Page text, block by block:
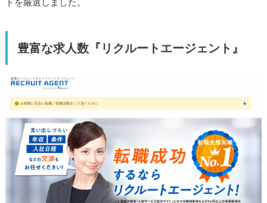
豊富な求人数『リクルートエージェント』